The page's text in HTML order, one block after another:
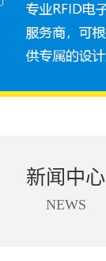
新闻中心
NEWS